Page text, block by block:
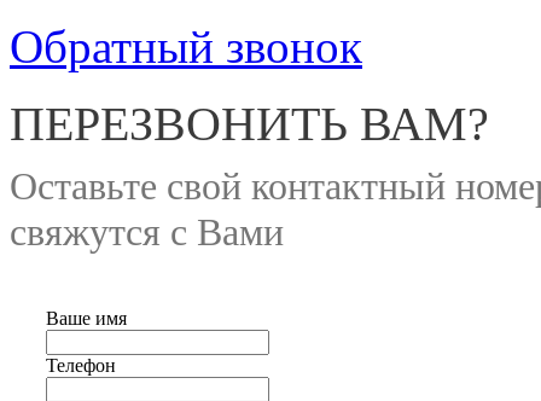
Обратный звонок
ПЕРЕЗВОНИТЬ ВАМ?
Оставьте свой контактный
свяжутся с Вами
Ваше имя
Телефон